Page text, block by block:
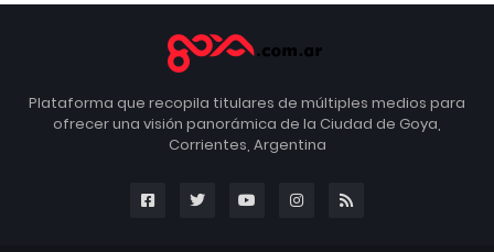
Plataforma que recopila titulares de múltiples medios para
ofrecer una visión panorámica de la Ciudad de Goya,
Corrientes, Argentina